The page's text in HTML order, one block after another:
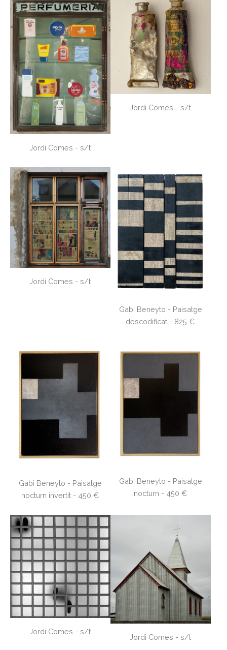
Jordi Comes - s/t
Jordi Comes - s/t
Jordi Comes - s/t
Gabi Beneyto - Paisatge
descodificat - 825 €
Gabi Beneyto - Paisatge
nocturn invertit - 450 €
Gabi Beneyto - Paisatge
nocturn - 450 €
Jordi Comes - s/t
Jordi Comes - s/t